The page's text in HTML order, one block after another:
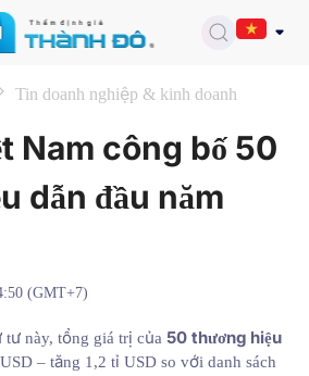
Tin doanh nghiệp & kinh doanh
Nam công bố 50
dẫn đầu năm
(GMT+7)
này, tổng giá trị của 50 thương hiệu
– tăng 1,2 tỉ USD so với danh sách